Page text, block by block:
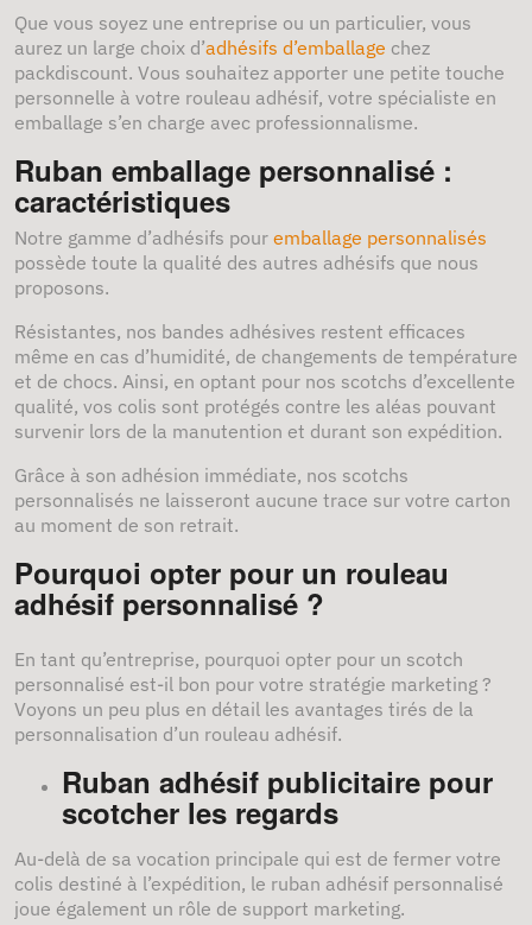
Que vous soyez une entreprise ou un particulier, vous
aurez un large choix d’adhésifs d’emballage chez
packdiscount. Vous souhaitez apporter une petite touche
personnelle à votre rouleau adhésif, votre spécialiste en
emballage s’en charge avec professionnalisme.
Ruban emballage personnalisé :
caractéristiques
Notre gamme d’adhésifs pour emballage personnalisés
possède toute la qualité des autres adhésifs que nous
proposons.
Résistantes, nos bandes adhésives restent efficaces
même en cas d’humidité, de changements de température
et de chocs. Ainsi, en optant pour nos scotchs d’excellente
qualité, vos colis sont protégés contre les aléas pouvant
survenir lors de la manutention et durant son expédition.
Grâce à son adhésion immédiate, nos scotchs
personnalisés ne laisseront aucune trace sur votre carton
au moment de son retrait.
Pourquoi opter pour un rouleau
adhésif personnalisé ?
En tant qu’entreprise, pourquoi opter pour un scotch
personnalisé est-il bon pour votre stratégie marketing ?
Voyons un peu plus en détail les avantages tirés de la
personnalisation d’un rouleau adhésif.
Ruban adhésif publicitaire pour
scotcher les regards
Au-delà de sa vocation principale qui est de fermer votre
colis destiné à l’expédition, le ruban adhésif personnalisé
joue également un rôle de support marketing.